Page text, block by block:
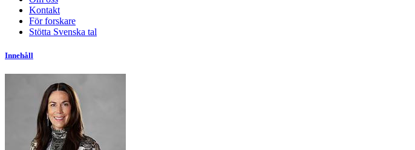
Kontakt
För forskare
Stötta Svenska tal
Innehåll